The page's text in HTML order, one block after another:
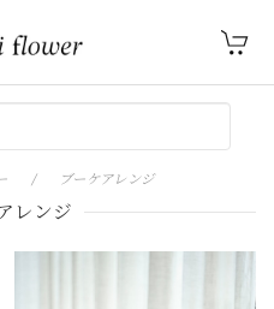
ブーケアレンジ
レンジ